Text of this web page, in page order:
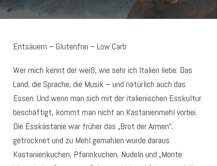
Entsäuern – Glutenfrei – Low Carb
Wer mich kennt der weiß, wie sehr ich Italien liebe: Das
Land, die Sprache, die Musik – und natürlich auch das
Essen. Und wenn man sich mit der italienischen Esskultur
beschäftigt, kommt man nicht an Kastanienmehl vorbei.
Die Esskastanie war früher das „Brot der Armen“,
getrocknet und zu Mehl gemahlen wurde daraus
Kastanienkuchen, Pfannkuchen, Nudeln und „Monte